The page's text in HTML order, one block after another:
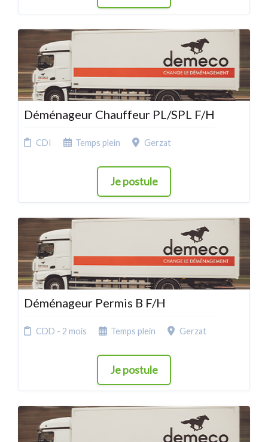
Déménageur Chauffeur PL/SPL F/H
CDI Temps plein Gerzat
Je postule
Déménageur Permis B F/H
CDD - 2 mois Temps plein Gerzat
Je postule